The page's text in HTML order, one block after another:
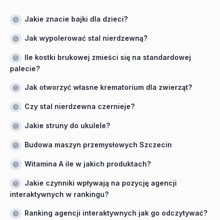
Jakie znacie bajki dla dzieci?
Jak wypolerować stal nierdzewną?
Ile kostki brukowej zmieści się na standardowej
palecie?
Jak otworzyć własne krematorium dla zwierząt?
Czy stal nierdzewna czernieje?
Jakie struny do ukulele?
Budowa maszyn przemysłowych Szczecin
Witamina A ile w jakich produktach?
Jakie czynniki wpływają na pozycję agencji
interaktywnych w rankingu?
Ranking agencji interaktywnych jak go odczytywać?